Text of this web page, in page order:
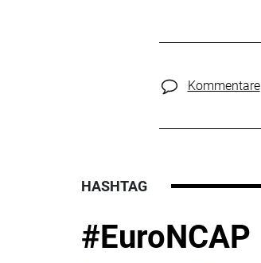
Kommentare
HASHTAG
#EuroNCAP